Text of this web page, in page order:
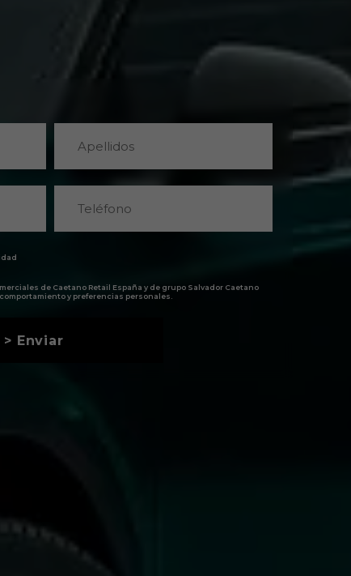
de Caetano Retail España y de grupo Salvador Caetano
y preferencias personales.